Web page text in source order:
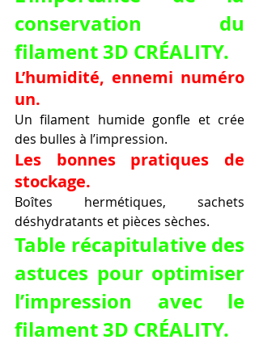
conservation du
filament 3D CRÉALITY.
L’humidité, ennemi numéro
un.
Un filament humide gonfle et crée
des bulles à l’impression.
Les bonnes pratiques de
stockage.
Boîtes hermétiques, sachets
déshydratants et pièces sèches.
Table récapitulative des
astuces pour optimiser
l’impression avec le
filament 3D CRÉALITY.